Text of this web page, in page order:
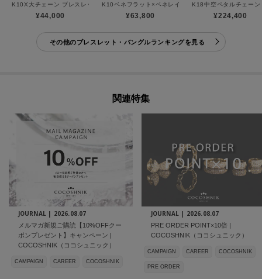
K10X大チェーン ブレスレット
¥44,000
K10ベネフラット×ベネレイヤード ブレスレット
¥63,800
K18中空ペタルチェー
¥224,400
その他のブレスレット・バングルランキングを見る
関連特集
JOURNAL | 2026.08.07
メルマガ新規ご購読【10%OFFクー
ポンプレゼント】キャンペーン |
COCOSHNIK（ココシュニック）
CAMPAIGN CAREER COCOSHNIK
JOURNAL | 2026.08.07
PRE ORDER POINT×10倍 |
COCOSHNIK（ココシュニック）
CAMPAIGN CAREER COCOSHNIK
PRE ORDER